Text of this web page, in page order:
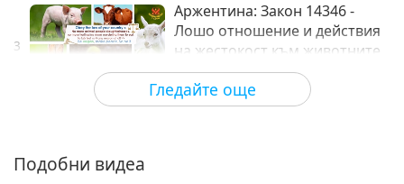
Гледайте още
3
Аржентина: Закон 14346 -
Лошо отношение и действия
на жестокост към животните
2017-10-10 3338
4Подобни видеа